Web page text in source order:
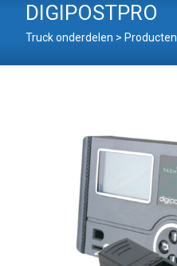
DIGIPOSTPRO
Truck onderdelen > Producten